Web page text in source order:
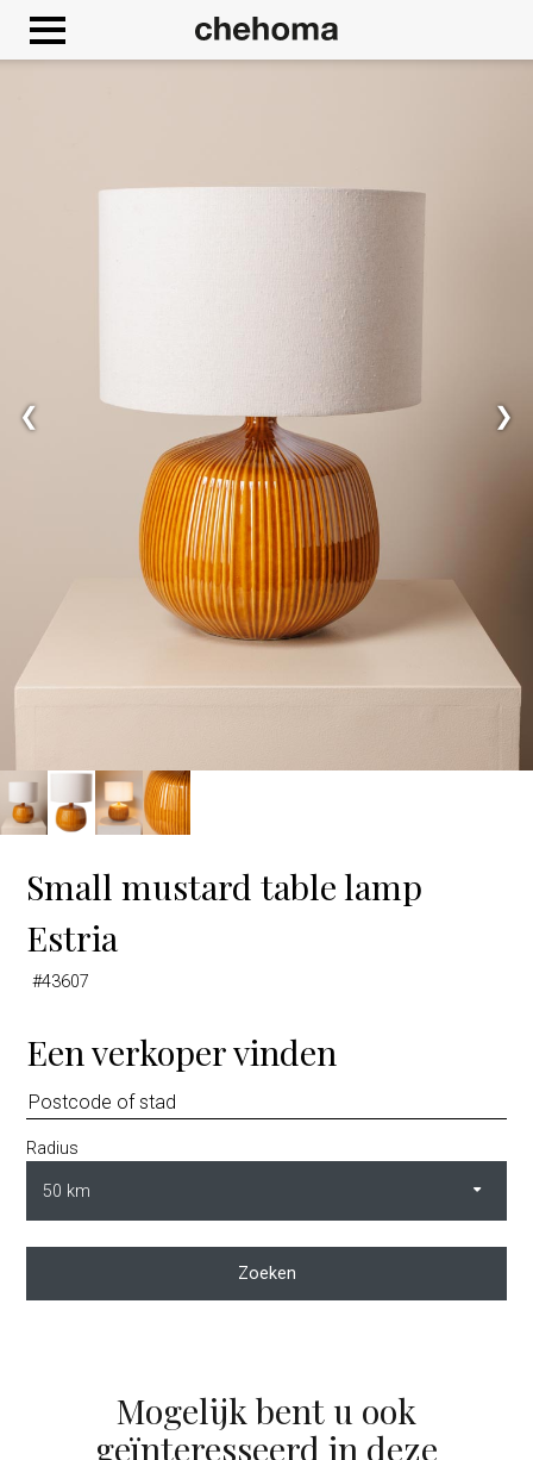
❮ ❯
Small mustard table lamp
Estria
#43607
Een verkoper vinden
Radius
Zoeken
Mogelijk bent u ook
geïnteresseerd in deze
Google Maps is uitgeschakeld. Toestaan
Cookies beheer paneel